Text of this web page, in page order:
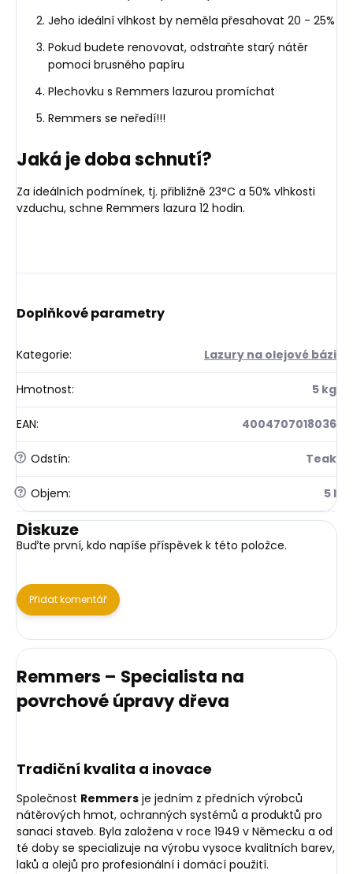
Jeho ideální vlhkost by neměla přesahovat 20 - 25%
Pokud budete renovovat, odstraňte starý nátěr
pomoci brusného papíru
Plechovku s Remmers lazurou promíchat
Remmers se neředí!!!
Jaká je doba schnutí?
Za ideálních podmínek, tj. přibližně 23°C a 50% vlhkosti
vzduchu, schne Remmers lazura 12 hodin.
Doplňkové parametry
Kategorie: Lazury na olejové bázi
Hmotnost: 5 kg
EAN: 4004707018036
? Odstín: Teak
? Objem: 5 l
Diskuze
Buďte první, kdo napíše příspěvek k této položce.
Přidat komentář
Remmers – Specialista na
povrchové úpravy dřeva
Tradiční kvalita a inovace
Společnost Remmers je jedním z předních výrobců
nátěrových hmot, ochranných systémů a produktů pro
sanaci staveb. Byla založena v roce 1949 v Německu a od
té doby se specializuje na výrobu vysoce kvalitních barev,
laků a olejů pro profesionální i domácí použití.